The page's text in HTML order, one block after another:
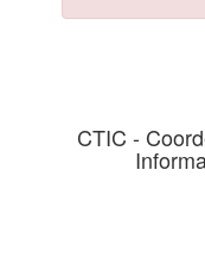
CTIC -